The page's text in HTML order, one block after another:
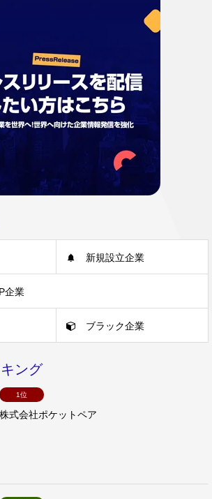
新規設立企業
企業
ブラック企業
ング
1位
株式会社ポケットペア